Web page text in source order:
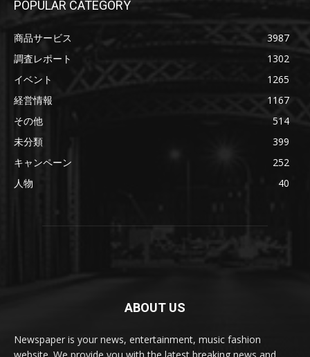
POPULAR CATEGORY
商品サービス
3987
調査レポート
1302
イベント
1265
経営情報
1167
その他
514
未分類
399
キャンペーン
252
人物
40
ABOUT US
Newspaper is your news, entertainment, music fashion